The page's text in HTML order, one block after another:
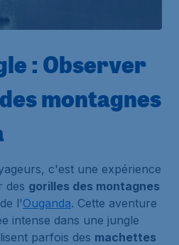
: Observer
montagnes
c'est une expérience
des gorilles des montagnes
l'Ouganda. Cette aventure
intense dans une jungle
parfois des machettes